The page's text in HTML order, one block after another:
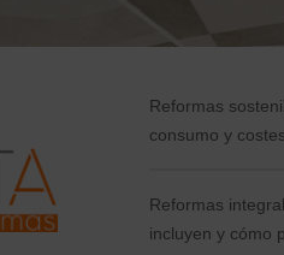
Reformas
consumo y
Reformas
incluyen y cómo